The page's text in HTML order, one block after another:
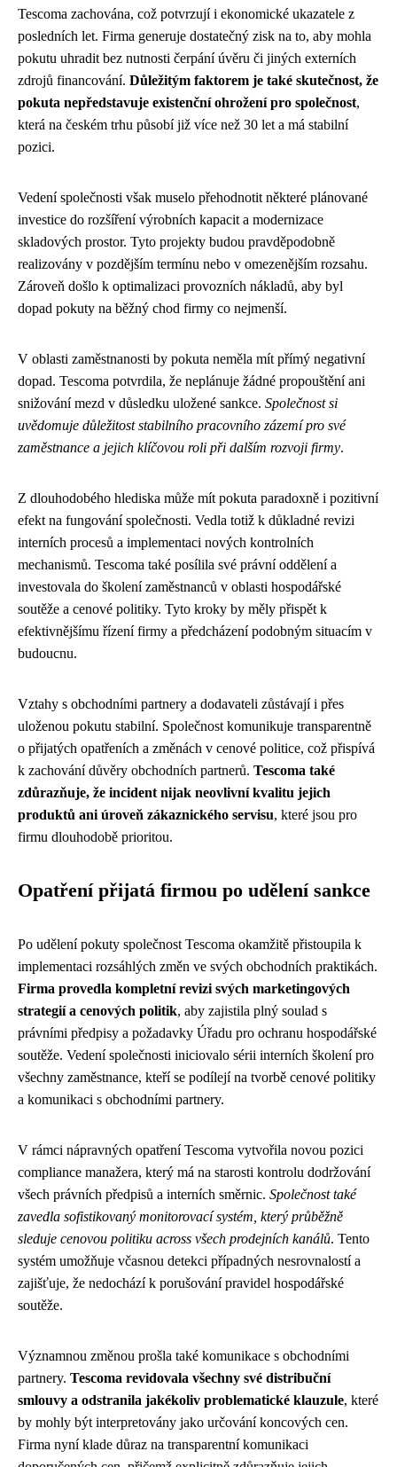
Tescoma zachována, což potvrzují i ekonomické ukazatele z
posledních let. Firma generuje dostatečný zisk na to, aby mohla
pokutu uhradit bez nutnosti čerpání úvěru či jiných externích
zdrojů financování. Důležitým faktorem je také skutečnost, že
pokuta nepředstavuje existenční ohrožení pro společnost,
která na českém trhu působí již více než 30 let a má stabilní
pozici.
Vedení společnosti však muselo přehodnotit některé plánované
investice do rozšíření výrobních kapacit a modernizace
skladových prostor. Tyto projekty budou pravděpodobně
realizovány v pozdějším termínu nebo v omezenějším rozsahu.
Zároveň došlo k optimalizaci provozních nákladů, aby byl
dopad pokuty na běžný chod firmy co nejmenší.
V oblasti zaměstnanosti by pokuta neměla mít přímý negativní
dopad. Tescoma potvrdila, že neplánuje žádné propouštění ani
snižování mezd v důsledku uložené sankce. Společnost si
uvědomuje důležitost stabilního pracovního zázemí pro své
zaměstnance a jejich klíčovou roli při dalším rozvoji firmy.
Z dlouhodobého hlediska může mít pokuta paradoxně i pozitivní
efekt na fungování společnosti. Vedla totiž k důkladné revizi
interních procesů a implementaci nových kontrolních
mechanismů. Tescoma také posílila své právní oddělení a
investovala do školení zaměstnanců v oblasti hospodářské
soutěže a cenové politiky. Tyto kroky by měly přispět k
efektivnějšímu řízení firmy a předcházení podobným situacím v
budoucnu.
Vztahy s obchodními partnery a dodavateli zůstávají i přes
uloženou pokutu stabilní. Společnost komunikuje transparentně
o přijatých opatřeních a změnách v cenové politice, což přispívá
k zachování důvěry obchodních partnerů. Tescoma také
zdůrazňuje, že incident nijak neovlivní kvalitu jejich
produktů ani úroveň zákaznického servisu, které jsou pro
firmu dlouhodobě prioritou.
Opatření přijatá firmou po udělení sankce
Po udělení pokuty společnost Tescoma okamžitě přistoupila k
implementaci rozsáhlých změn ve svých obchodních praktikách.
Firma provedla kompletní revizi svých marketingových
strategií a cenových politik, aby zajistila plný soulad s
právními předpisy a požadavky Úřadu pro ochranu hospodářské
soutěže. Vedení společnosti iniciovalo sérii interních školení pro
všechny zaměstnance, kteří se podílejí na tvorbě cenové politiky
a komunikaci s obchodními partnery.
V rámci nápravných opatření Tescoma vytvořila novou pozici
compliance manažera, který má na starosti kontrolu dodržování
všech právních předpisů a interních směrnic. Společnost také
zavedla sofistikovaný monitorovací systém, který průběžně
sleduje cenovou politiku across všech prodejních kanálů. Tento
systém umožňuje včasnou detekci případných nesrovnalostí a
zajišťuje, že nedochází k porušování pravidel hospodářské
soutěže.
Významnou změnou prošla také komunikace s obchodními
partnery. Tescoma revidovala všechny své distribuční
smlouvy a odstranila jakékoliv problematické klauzule, které
by mohly být interpretovány jako určování koncových cen.
Firma nyní klade důraz na transparentní komunikaci